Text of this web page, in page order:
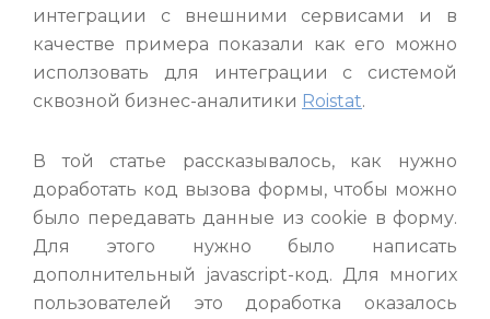
интеграции с внешними сервисами и в
качестве примера показали как его можно
исползовать для интеграции с системой
сквозной бизнес-аналитики Roistat.
В той статье рассказывалось, как нужно
доработать код вызова формы, чтобы можно
было передавать данные из cookie в форму.
Для этого нужно было написать
дополнительный javascript-код. Для многих
пользователей это доработка оказалось